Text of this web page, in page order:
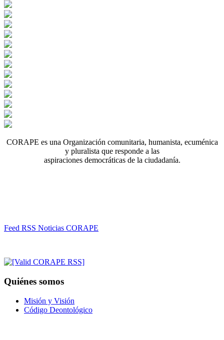
CORAPE es una Organización comunitaria, humanista, ecuménica
y pluralista que responde a las
aspiraciones democráticas de la ciudadanía.
Feed RSS Noticias CORAPE
Quiénes somos
Misión y Visión
Código Deontológico